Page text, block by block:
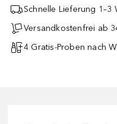
Schnelle Lieferung 1–3
Versandkostenfrei ab
4 Gratis-Proben nach